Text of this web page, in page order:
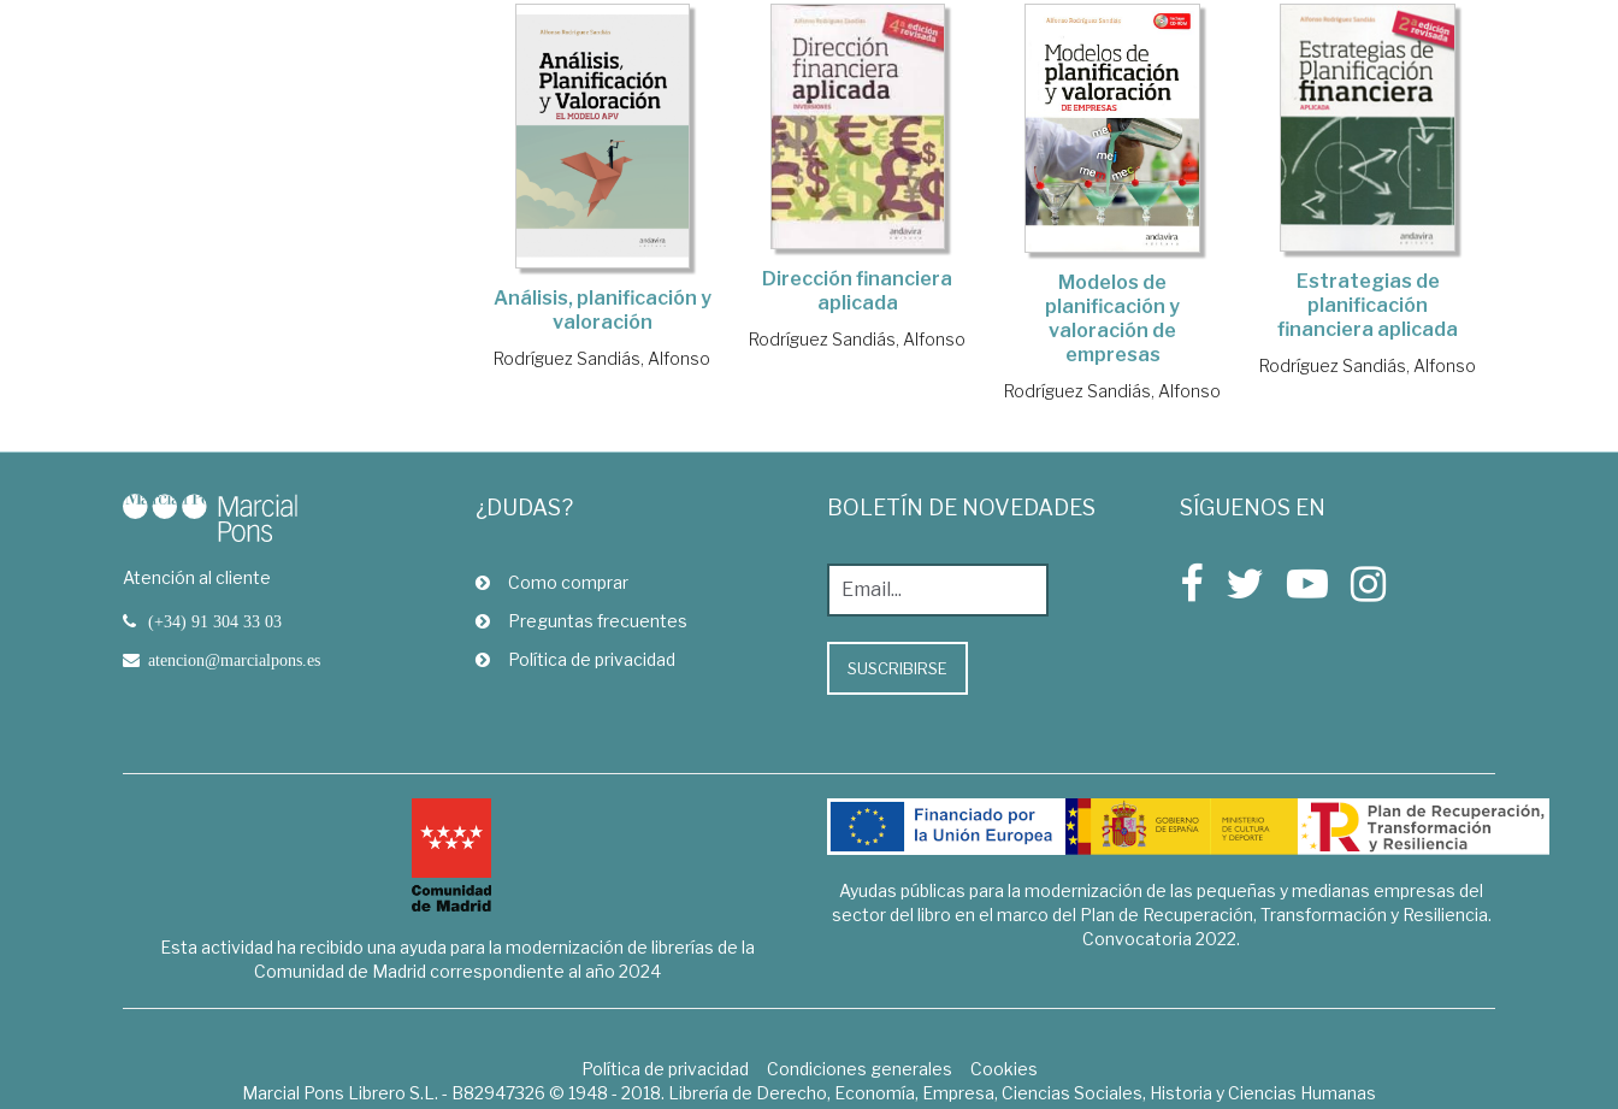
Análisis, planificación y
valoración
Rodríguez Sandiás, Alfonso
Dirección financiera
aplicada
Rodríguez Sandiás, Alfonso
Modelos de
planificación y
valoración de
empresas
Rodríguez Sandiás, Alfonso
Estrategias de
planificación
financiera aplicada
Rodríguez Sandiás, Alfonso
Atención al cliente
(+34) 91 304 33 03
atencion@marcialpons.es
¿DUDAS?
Como comprar
Preguntas frecuentes
Política de privacidad
BOLETÍN DE NOVEDADES
SUSCRIBIRSE
SÍGUENOS EN
Esta actividad ha recibido una ayuda para la modernización de librerías de la
Comunidad de Madrid correspondiente al año 2024
Ayudas públicas para la modernización de las pequeñas y medianas empresas del
sector del libro en el marco del Plan de Recuperación, Transformación y Resiliencia.
Convocatoria 2022.
Política de privacidad Condiciones generales
Cookies
Marcial Pons Librero S.L. - B82947326 © 1948 - 2018. Librería de Derecho, Economía, Empresa, Ciencias Sociales, Historia y Ciencias Humanas